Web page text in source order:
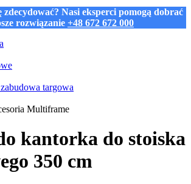
zdecydować? Nasi eksperci pomogą dobrać
rozwiązanie +48 672 672 000
targowa
Multiframe
kantorka do stoiska
350 cm